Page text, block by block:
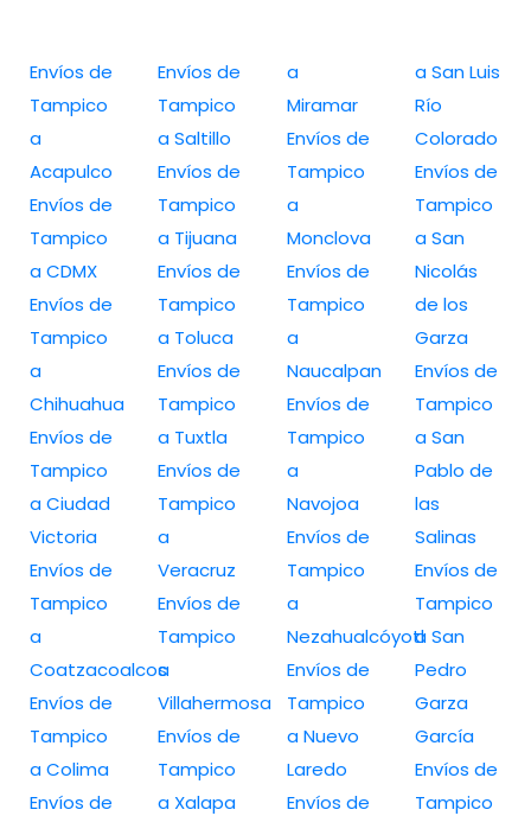
Envíos de
Tampico
a
Acapulco
Envíos de
Tampico
a CDMX
Envíos de
Tampico
a
Chihuahua
Envíos de
Tampico
a Ciudad
Victoria
Envíos de
Tampico
a
Coatzacoalcos
Envíos de
Tampico
a Colima
Envíos de
Envíos de
Tampico
a Saltillo
Envíos de
Tampico
a Tijuana
Envíos de
Tampico
a Toluca
Envíos de
Tampico
a Tuxtla
Envíos de
Tampico
a
Veracruz
Envíos de
Tampico
a
Villahermosa
Envíos de
Tampico
a Xalapa
a
Miramar
Envíos de
Tampico
a
Monclova
Envíos de
Tampico
a
Naucalpan
Envíos de
Tampico
a
Navojoa
Envíos de
Tampico
a
Nezahualcóyotl
Envíos de
Tampico
a Nuevo
Laredo
Envíos de
a San Luis
Río
Colorado
Envíos de
Tampico
a San
Nicolás
de los
Garza
Envíos de
Tampico
a San
Pablo de
las
Salinas
Envíos de
Tampico
a San
Pedro
Garza
García
Envíos de
Tampico